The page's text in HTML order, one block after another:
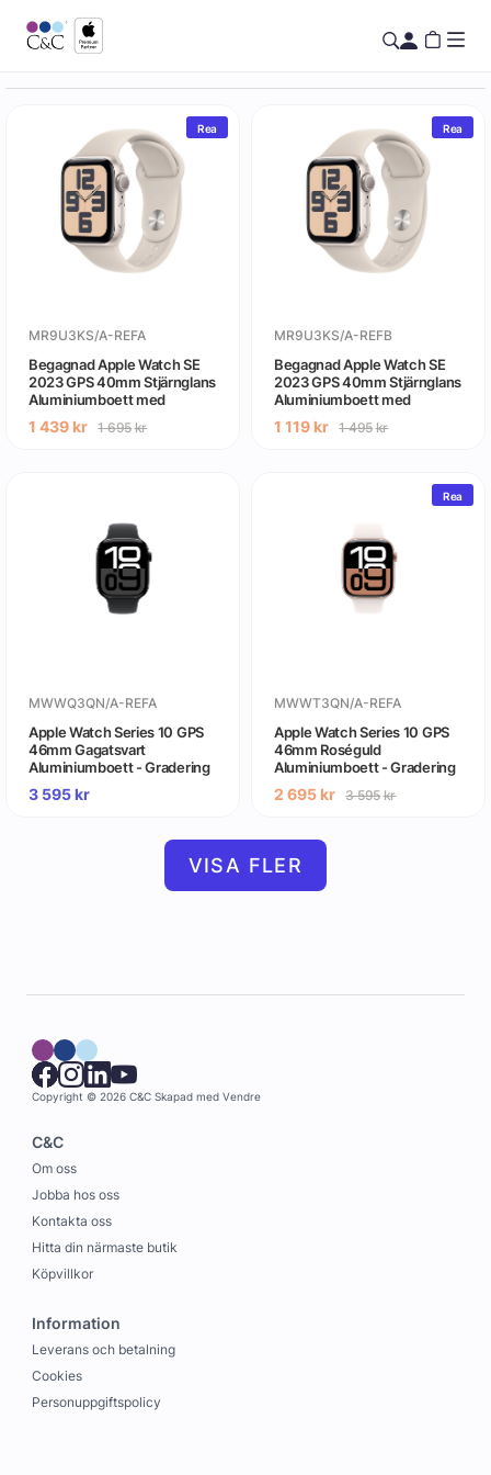
Rea
MR9U3KS/A-REFA
Begagnad Apple Watch SE
2023 GPS 40mm Stjärnglans
Aluminiumboett med
Stjärnglans Sport Band -
S/M- Gradering A
1 439 kr 1 695kr
Rea
MR9U3KS/A-REFB
Begagnad Apple Watch SE
2023 GPS 40mm Stjärnglans
Aluminiumboett med
Stjärnglans Sport Band -
S/M- Gradering B
1 119 kr 1 495kr
MWWQ3QN/A-REFA
Apple Watch Series 10 GPS
46mm Gagatsvart
Aluminiumboett - Gradering
A (begagnad)
3 595kr
Rea
MWWT3QN/A-REFA
Apple Watch Series 10 GPS
46mm Roséguld
Aluminiumboett - Gradering
A (begagnad)
2 695 kr 3 595kr
VISA FLER
Copyright © 2026 C&C Skapad med Vendre
C&C
Om oss
Jobba hos oss
Kontakta oss
Hitta din närmaste butik
Köpvillkor
Information
Leverans och betalning
Cookies
Personuppgiftspolicy